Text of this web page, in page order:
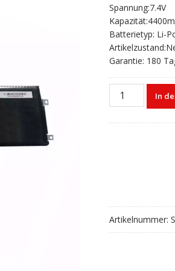
war:
€80,20
ist:
Spannung:7.4V
Batterietyp: Li-
Garantie: 180
Laptop
akku
In
Artikelnummer: